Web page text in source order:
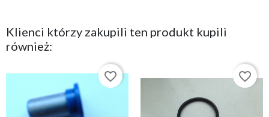
Klienci którzy zakupili ten produkt kupili
również:
favorite_border favorite_border